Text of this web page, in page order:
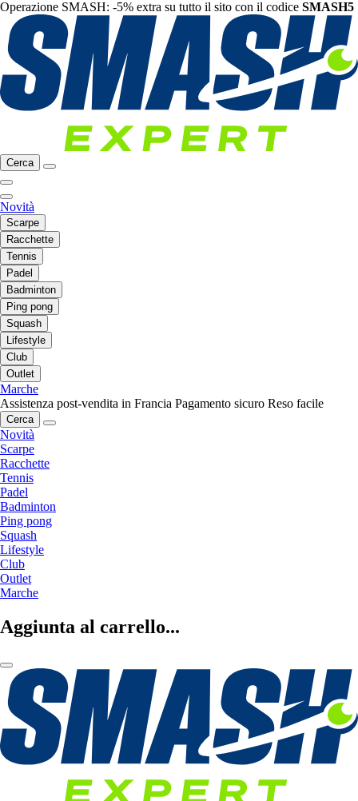
Operazione SMASH: -5% extra su tutto il sito con il codice SMASH5
Cerca
Novità
Scarpe
Racchette
Tennis
Padel
Badminton
Ping pong
Squash
Lifestyle
Club
Outlet
Marche
Assistenza post-vendita in Francia Pagamento sicuro Reso facile
Cerca
Novità
Scarpe
Racchette
Tennis
Padel
Badminton
Ping pong
Squash
Lifestyle
Club
Outlet
Marche
Aggiunta al carrello...